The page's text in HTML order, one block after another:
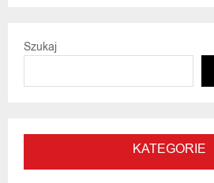
Szukaj
KATEGORIE